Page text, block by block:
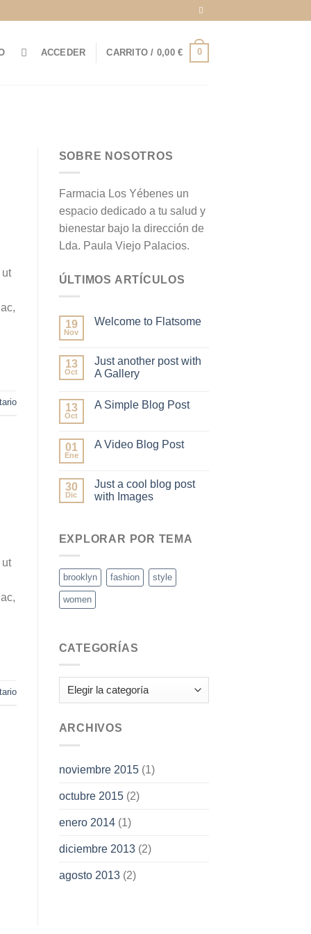
ACCEDER CARRITO / 0,00€ 0
ut
ut
SOBRE NOSOTROS
Farmacia Los Yébenes un
espacio dedicado a tu salud y
bienestar bajo la dirección de
Lda. Paula Viejo Palacios.
ÚLTIMOS ARTÍCULOS
19
Nov
Welcome to Flatsome
13
Oct
Just another post with
A Gallery
13
Oct
A Simple Blog Post
01
Ene
A Video Blog Post
30
Dic
Just a cool blog post
with Images
EXPLORAR POR TEMA
brooklyn fashion style
women
CATEGORÍAS
Categorías
ARCHIVOS
noviembre 2015(1)
octubre 2015(2)
enero 2014(1)
diciembre 2013(2)
agosto 2013(2)